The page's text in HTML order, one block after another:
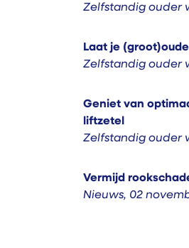
Zelfstandig ouder
Laat je
Zelfstandig ouder
Geniet van
liftzetel
Zelfstandig ouder
Vermijd
Nieuws, 02